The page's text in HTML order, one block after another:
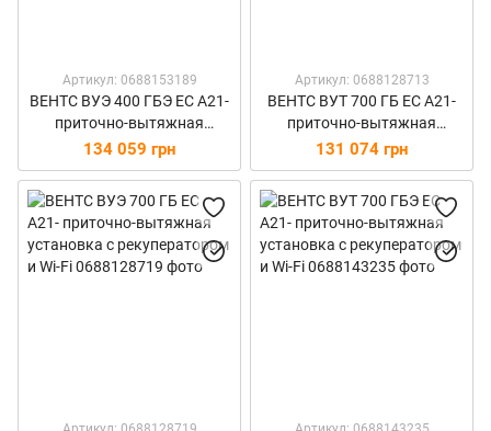
Артикул: 0688153189
ВЕНТС ВУЭ 400 ГБЭ ЕС А21-
приточно-вытяжная
установка с рекуператором
и Wi-Fi
134 059 грн
Артикул: 0688128713
ВЕНТС ВУТ 700 ГБ ЕС А21-
приточно-вытяжная
установка с рекуператором
и Wi-Fi
131 074 грн